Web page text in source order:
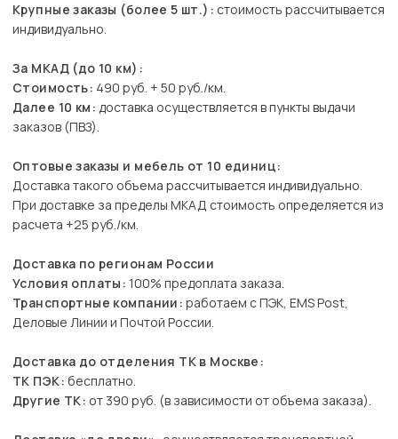
Крупные заказы (более 5 шт.): стоимость рассчитывается
индивидуально.
За МКАД (до 10 км):
Стоимость: 490 руб. + 50 руб./км.
Далее 10 км: доставка осуществляется в пункты выдачи
заказов (ПВЗ).
Оптовые заказы и мебель от 10 единиц:
Доставка такого объема рассчитывается индивидуально.
При доставке за пределы МКАД стоимость определяется из
расчета +25 руб./км.
Доставка по регионам России
Условия оплаты: 100% предоплата заказа.
Транспортные компании: работаем с ПЭК, EMS Post,
Деловые Линии и Почтой России.
Доставка до отделения ТК в Москве:
ТК ПЭК: бесплатно.
Другие ТК: от 390 руб. (в зависимости от объема заказа).